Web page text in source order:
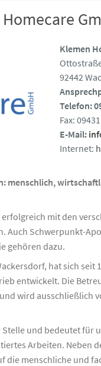
Klemen
92442
Telefon:
Fax:
E-Mail:
Internet:
menschlich,
mit den
Auch Schwerpunkt-
gehören dazu.
hat sich seit
entwickelt. Die
wird ausschließlich
und bedeutet für
Arbeiten. Neben
die menschliche und